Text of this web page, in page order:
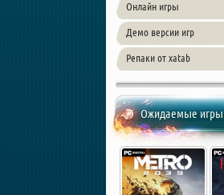
Онлайн игры
Демо версии игр
Репаки от xatab
Ожидаемые игры